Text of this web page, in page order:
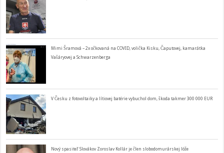
Mimi Šramová – 2x očkovaná na COVID, volička Kisku, Čaputovej, kamarátka
Vašáryovej a Schwarzenberga
V Česku z fotovoltaiky a lítiovej batérie vybuchol dom, škoda takmer 300 000 EUR
Nový spasiteľ Slovákov Zoroslav Kollár je člen slobodomurárskej lóže